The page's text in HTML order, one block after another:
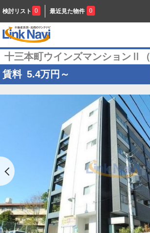
検討リスト 0 最近見た物件 0
十三本町ウインズマンションⅡ（
賃料 5.4万円～